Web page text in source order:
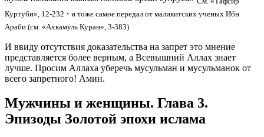
Куртуби», 12-232 , и тоже самое передал от маликитских ученых Ибн
Араби (см. «Ахкамуль Куран», 3-383)
И ввиду отсутствия доказательства на запрет это мнение
представляется более верным, а Всевышний Аллах знает
лучше. Просим Аллаха уберечь мусульман и мусульманок от
всего запретного! Амин.
Мужчины и женщины. Глава 3.
Эпизоды Золотой эпохи ислама